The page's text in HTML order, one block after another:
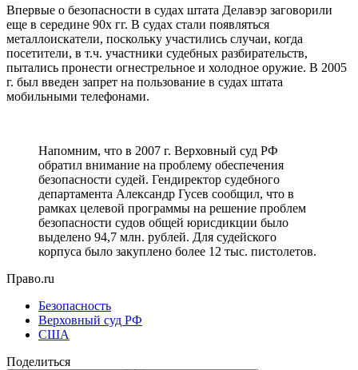
Впервые о безопасности в судах штата Делавэр заговорили
еще в середине 90х гг. В судах стали появляться
металлоискатели, поскольку участились случаи, когда
посетители, в т.ч. участники судебных разбирательств,
пытались пронести огнестрельное и холодное оружие. В 2005
г. был введен запрет на пользование в судах штата
мобильными телефонами.
Напомним, что в 2007 г. Верховный суд РФ
обратил внимание на проблему обеспечения
безопасности судей. Гендиректор судебного
департамента Александр Гусев сообщил, что в
рамках целевой программы на решение проблем
безопасности судов общей юрисдикции было
выделено 94,7 млн. рублей. Для судейского
корпуса было закуплено более 12 тыс. пистолетов.
Право.ru
Безопасность
Верховный суд РФ
США
Поделиться